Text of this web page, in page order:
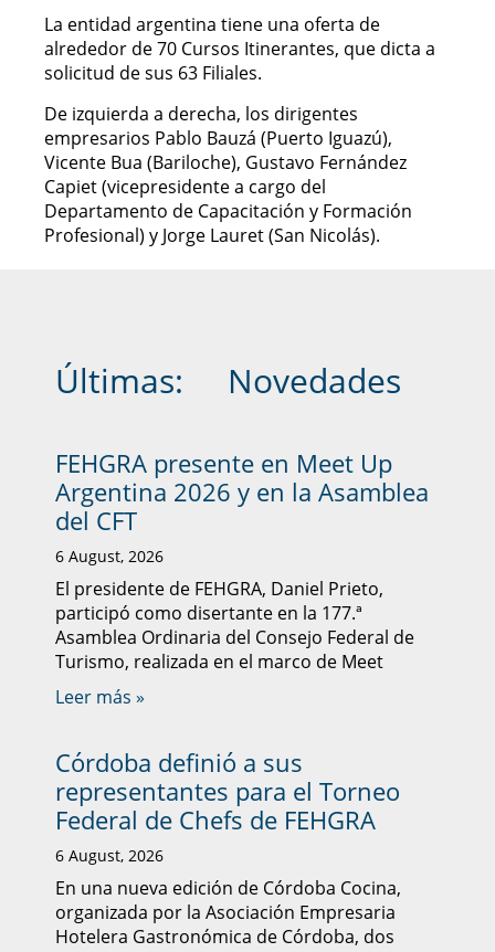
La entidad argentina tiene una oferta de
alrededor de 70 Cursos Itinerantes, que dicta a
solicitud de sus 63 Filiales.
De izquierda a derecha, los dirigentes
empresarios Pablo Bauzá (Puerto Iguazú),
Vicente Bua (Bariloche), Gustavo Fernández
Capiet (vicepresidente a cargo del
Departamento de Capacitación y Formación
Profesional) y Jorge Lauret (San Nicolás).
Últimas: Novedades
FEHGRA presente en Meet Up
Argentina 2026 y en la Asamblea
del CFT
6 August, 2026
El presidente de FEHGRA, Daniel Prieto,
participó como disertante en la 177.ª
Asamblea Ordinaria del Consejo Federal de
Turismo, realizada en el marco de Meet
Leer más »
Córdoba definió a sus
representantes para el Torneo
Federal de Chefs de FEHGRA
6 August, 2026
En una nueva edición de Córdoba Cocina,
organizada por la Asociación Empresaria
Hotelera Gastronómica de Córdoba, dos